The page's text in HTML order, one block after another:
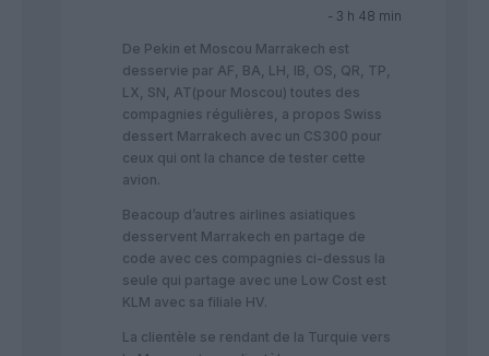
- 3 h 48 min
De Pekin et Moscou Marrakech est
desservie par AF, BA, LH, IB, OS, QR, TP,
LX, SN, AT(pour Moscou) toutes des
compagnies régulières, a propos Swiss
dessert Marrakech avec un CS300 pour
ceux qui ont la chance de tester cette
avion.
Beacoup d’autres airlines asiatiques
desservent Marrakech en partage de
code avec ces compagnies ci-dessus la
seule qui partage avec une Low Cost est
KLM avec sa filiale HV.
La clientèle se rendant de la Turquie vers